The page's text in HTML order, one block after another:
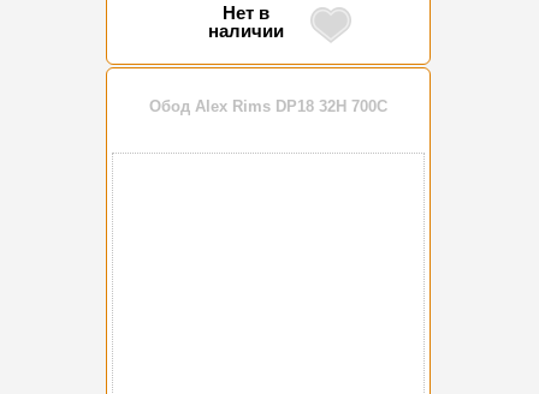
Нет в
наличии
Обод Alex Rims DP18 32H 700C